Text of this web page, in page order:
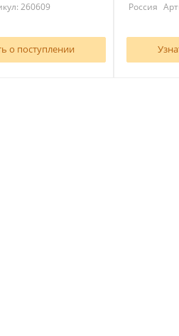
260609
о поступлении
Россия